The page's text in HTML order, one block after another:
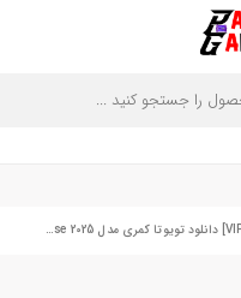
[VIP] دانلود تویوتا کمری مدل xse 2025 برای فایوام